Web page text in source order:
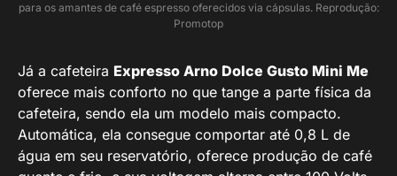
para os amantes de café espresso oferecidos via cápsulas. Reprodução:
Promotop
Já a cafeteira Expresso Arno Dolce Gusto Mini Me
oferece mais conforto no que tange a parte física da
cafeteira, sendo ela um modelo mais compacto.
Automática, ela consegue comportar até 0,8 L de
água em seu reservatório, oferece produção de café